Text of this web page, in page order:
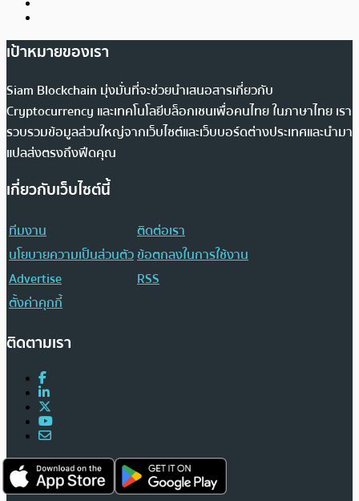
เป้าหมายของเรา
Siam Blockchain มุ่งมั่นที่จะช่วยนำเสนอสารเกี่ยวกับ
Cryptocurrency และเทคโนโลยีบล็อกเชนเพื่อคนไทย ในภาษาไทย เรา
รวบรวมข้อมูลส่วนใหญ่จากเว็บไซต์และเว็บบอร์ดต่างประเทศและนำมา
แปลส่งตรงถึงฟีดคุณ
เกี่ยวกับเว็บไซต์นี้
ทีมงาน
ติดต่อเรา
นโยบายความเป็นส่วนตัวข้อตกลงในการใช้งาน
Advertise
RSS
ตั้งค่าคุกกี้
ติดตามเรา